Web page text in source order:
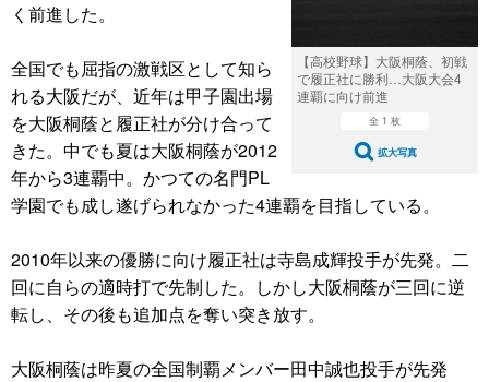
デザイン
動画
ハウツー
【高校野球】大阪桐蔭、初戦
で履正社に勝利…大阪大会4
連覇に向け前進
全 1 枚
拡大写真
く前進した。
全国でも屈指の激戦区として知ら
れる大阪だが、近年は甲子園出場
を大阪桐蔭と履正社が分け合って
きた。中でも夏は大阪桐蔭が2012
年から3連覇中。かつての名門PL
学園でも成し遂げられなかった4連覇を目指している。
2010年以来の優勝に向け履正社は寺島成輝投手が先発。二
回に自らの適時打で先制した。しかし大阪桐蔭が三回に逆
転し、その後も追加点を奪い突き放す。
大阪桐蔭は昨夏の全国制覇メンバー田中誠也投手が先発